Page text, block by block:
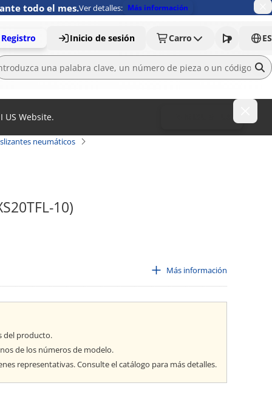
todo el mes.Ver detalles: Más información
Registro Inicio de sesión Carro ES
US Website.
neumáticos
10)
automáticos en consideración a la seguridad.
Más información
del producto.
de los números de modelo.
representativas. Consulte el catálogo para más detalles.